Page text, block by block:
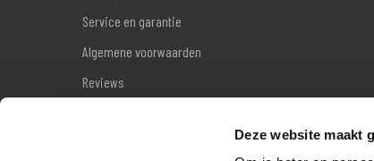
Deze website maakt
Service en garantie
Algemene voorwaarden
Reviews